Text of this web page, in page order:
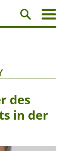
des
in der